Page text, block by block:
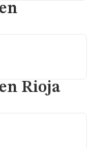
Rioja